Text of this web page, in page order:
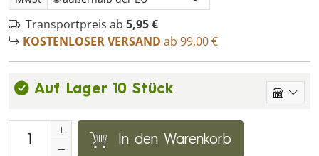
Transportpreis ab 5,95 €
KOSTENLOSER VERSAND ab 99,00 €
Auf Lager 10 Stück
In den Warenkorb